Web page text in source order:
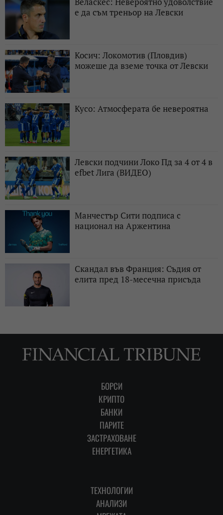
е да съм треньор на Левски
Косич: Локомотив (Пловдив)
можеше да вземе точка от Левски
Кусо: Атмосферата бе невероятна
Левски подчини Локо Пд за 4 от 4 в
efbet Лига (ВИДЕО)
Манчестър Сити подписа с
национал на Аржентина
Скандал във Франция: Съдия от
елита пред 18-месечна присъда
БОРСИ
КРИПТО
БАНКИ
ПАРИТЕ
ЗАСТРАХОВАНЕ
ЕНЕРГЕТИКА
ТЕХНОЛОГИИ
АНАЛИЗИ